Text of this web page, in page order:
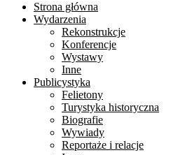
Strona główna
Wydarzenia
Rekonstrukcje
Konferencje
Wystawy
Inne
Publicystyka
Felietony
Turystyka historyczna
Biografie
Wywiady
Reportaże i relacje